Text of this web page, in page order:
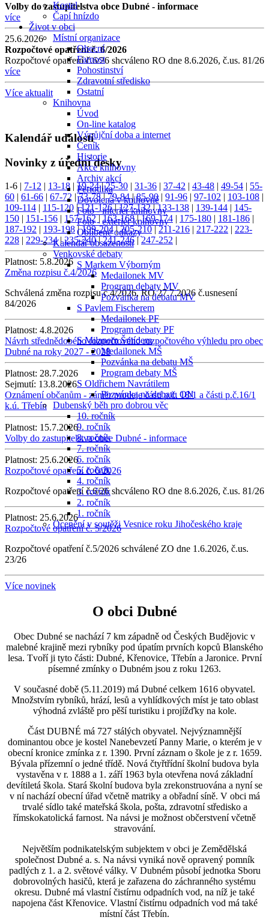
Kostel
Čapí hnízdo
Život v obci
Místní organizace
Obecní
Farnost
Pohostinství
Zdravotní středisko
Ostatní
Knihovna
Úvod
On-line katalog
Výpůjční doba a internet
Ceník
Historie
Akce knihovny
Archiv akcí
Periodika
Dovolená v knihovně
Foto - interiér knihovny
Foto - exteriér knihovny
Oblíbené odkazy
Kalendář obsazenosti
Venkovské debaty
S Markem Výborným
Medailonek MV
Program debaty MV
Pozvánka na debatu MV
S Pavlem Fischerem
Medailonek PF
Program debaty PF
S Milanem Šmídem
Medailonek MŠ
Pozvánka na debatu MŠ
Program debaty MŠ
S Oldřichem Navrátilem
Pozvánka na debatu ON
Dubenský běh pro dobrou věc
10. ročník
9. ročník
8. ročník
7. ročník
6. ročník
5. ročník
4. ročník
3. ročník
2. ročník
1. ročník
Ocenění v soutěži Vesnice roku Jihočeského kraje
Volby do zastupitelstva obce Dubné - informace
více
25.6.2026
Rozpočtové opatření č. 6/2026
Rozpočtové opatření č.6/26 shcváleno RO dne 8.6.2026, č.us. 81/26
více
Více aktualit
Kalendář událostí
Novinky z úřední desky
1-6 | 7-12 | 13-18 | 19-24|25-30 | 31-36 | 37-42 | 43-48 | 49-54 | 55-
60 | 61-66 | 67-72 |73-78|79-84|85-90| 91-96 | 97-102 | 103-108 |
109-114 | 115-120 |121-126|127-132|133-138 | 139-144 | 145-
150 | 151-156 | 157-162|163-168|169-174 | 175-180 | 181-186 |
187-192 | 193-198|199-204|205-210|211-216 | 217-222 | 223-
228 | 229-234|235-240|241-246|247-252 |
Platnost: 5.8.2026
Změna rozpisu č.4/2026
Schválená změna rozpisu č.4/2026, RO 27.7.2026 č.usnesení
84/2026
Platnost: 4.8.2026
Návrh střednědobého rozpočtového rozpočtového výhledu pro obec
Dubné na roky 2027 - 2028
Platnost: 28.7.2026
Sejmutí: 13.8.2026
Oznámení občanům - záměr prodeje části p.č. 18/1 a části p.č.16/1
k.ú. Třebín
Platnost: 15.7.2026
Volby do zastupitelstva obce Dubné - informace
Platnost: 25.6.2026
Rozpočtové opatření č. 6/2026
Rozpočtové opatření č.6/26 shcváleno RO dne 8.6.2026, č.us. 81/26
Platnost: 25.6.2026
Rozpočtové opatření č. 5/2026
Rozpočtové opatření č.5/2026 schválené ZO dne 1.6.2026, č.us.
23/26
Více novinek
O obci Dubné
Obec Dubné se nachází 7 km západně od Českých Budějovic v
malebné krajině mezi rybníky pod úpatím prvních kopců Blanského
lesa. Tvoří ji tyto části: Dubné, Křenovice, Třebín a Jaronice. První
písemné zmínky o Dubném jsou z roku 1263.
V současné době (5.11.2019) má Dubné celkem 1616 obyvatel.
Množstvím rybníků, hrází, lesů a vyhlídkových míst je tato oblast
výhodná zvláště pro pěší turistiku i projížďky na kole.
Část DUBNÉ má 727 stálých obyvatel. Nejvýznamnější
dominantou obce je kostel Nanebevzetí Panny Marie, o kterém je v
obecní kronice zmínka z r. 1390. První záznam o škole je z r. 1659.
Bývala přízemní o jedné třídě. Nová čtyřtřídní školní budova byla
vystavěna v r. 1888 a 1. září 1963 byla otevřena nová základní
devítiletá škola. Stará školní budova byla zrekonstruována a nyní se
v ní nachází obecní úřad včetně matriky a obřadní síně. V obci má
trvalé sídlo také mateřská škola, pošta, zdravotní středisko a
římskokatolická farnost. Na návsi je možnost občerstvení včetně
stravování.
Největším podnikatelským subjektem v obci je Zemědělská
společnost Dubné a. s. Na návsi vyniká nově opravený pomník
padlých z 1. a 2. světové války. V Dubném působí jednotka Sboru
dobrovolných hasičů, která je zařazena do záchranného systému
okresu. Dubné má vlastní čistírnu odpadních vod, na níž je také
napojena část Křenovice. Vlastní čistírnu odpadních vod má také
místní část Třebín.